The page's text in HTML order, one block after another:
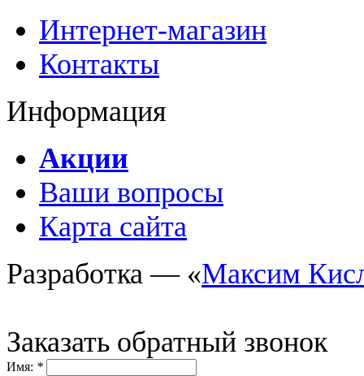
Интернет-магазин
Контакты
Информация
Акции
Ваши вопросы
Карта сайта
Разработка — «Максим
Заказать обратный звонок
Имя: *